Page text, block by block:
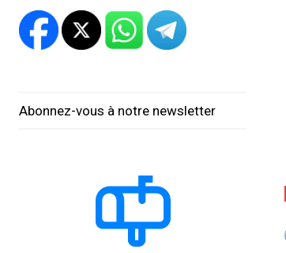
Abonnez-vous à notre newsletter